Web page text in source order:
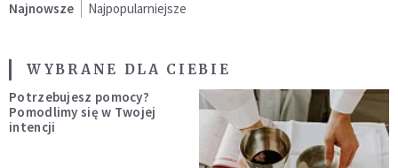
Najnowsze Najpopularniejsze
WYBRANE DLA CIEBIE
Potrzebujesz pomocy?
Pomodlimy się w Twojej
intencji